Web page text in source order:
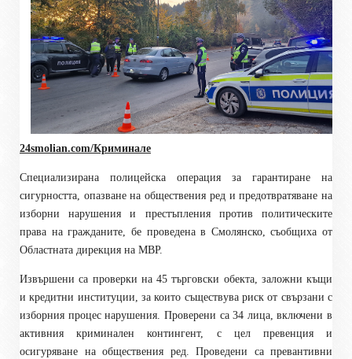
24smolian.com/Криминале
Специализирана полицейска операция за гарантиране на
сигурността, опазване на обществения ред и предотвратяване на
изборни нарушения и престъпления против политическите
права на гражданите, бе проведена в Смолянско, съобщиха от
Областната дирекция на МВР.
Извършени са проверки на 45 търговски обекта, заложни къщи
и кредитни институции, за които съществува риск от свързани с
изборния процес нарушения. Проверени са 34 лица, включени в
активния криминален контингент, с цел превенция и
осигуряване на обществения ред. Проведени са превантивни